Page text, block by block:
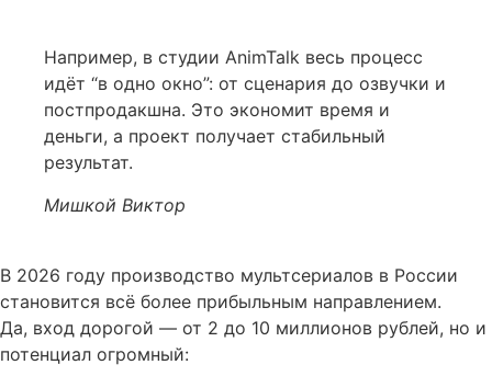
Например, в студии AnimTalk весь процесс
идёт “в одно окно”: от сценария до озвучки и
постпродакшна. Это экономит время и
деньги, а проект получает стабильный
результат.
Мишкой Виктор
В 2026 году производство мультсериалов в России
становится всё более прибыльным направлением.
Да, вход дорогой — от 2 до 10 миллионов рублей, но и
потенциал огромный: